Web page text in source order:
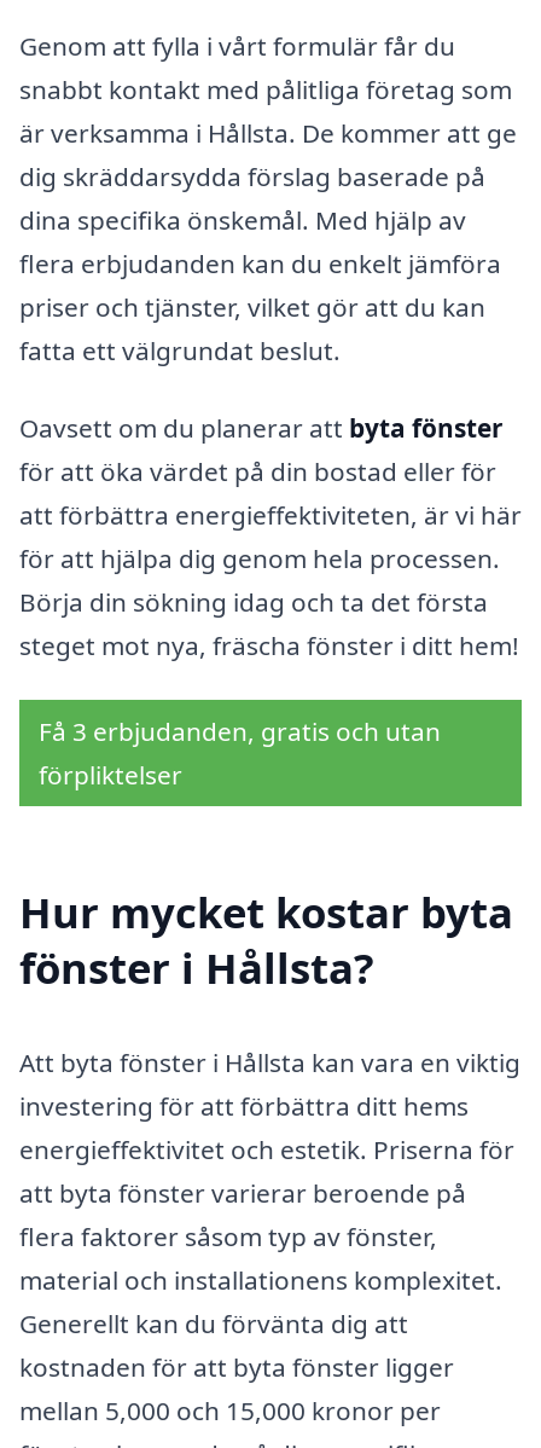
Genom att fylla i vårt formulär får du
snabbt kontakt med pålitliga företag som
är verksamma i Hållsta. De kommer att ge
dig skräddarsydda förslag baserade på
dina specifika önskemål. Med hjälp av
flera erbjudanden kan du enkelt jämföra
priser och tjänster, vilket gör att du kan
fatta ett välgrundat beslut.
Oavsett om du planerar att byta fönster
för att öka värdet på din bostad eller för
att förbättra energieffektiviteten, är vi här
för att hjälpa dig genom hela processen.
Börja din sökning idag och ta det första
steget mot nya, fräscha fönster i ditt hem!
Få 3 erbjudanden, gratis och utan
förpliktelser
Hur mycket kostar byta
fönster i Hållsta?
Att byta fönster i Hållsta kan vara en viktig
investering för att förbättra ditt hems
energieffektivitet och estetik. Priserna för
att byta fönster varierar beroende på
flera faktorer såsom typ av fönster,
material och installationens komplexitet.
Generellt kan du förvänta dig att
kostnaden för att byta fönster ligger
mellan 5,000 och 15,000 kronor per